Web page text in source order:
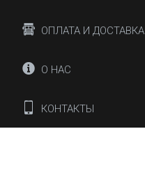
ОПЛАТА И ДОСТАВКА
О НАС
КОНТАКТЫ